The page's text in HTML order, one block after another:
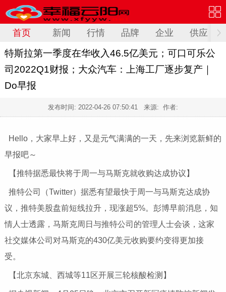
首页 新闻 行情 品牌 企业 供应
特斯拉第一季度在华收入46.5亿美元；可口可乐公
司2022Q1财报；大众汽车：上海工厂逐步复产｜
Do早报
发布时间: 2022-04-26 07:50:41 来源: 作者:
Hello，大家早上好，又是元气满满的一天，先来浏览新鲜的
早报吧～
【推特据悉最快将于周一与马斯克就收购达成协议】
推特公司（Twitter）据悉有望最快于周一与马斯克达成协
议，推特美股盘前短线拉升，现涨超5%。彭博早前消息，知
情人士透露，马斯克周日与推特公司的管理人士会谈，这家
社交媒体公司对马斯克的430亿美元收购要约变得更加接
受。
【北京东城、西城等11区开展三轮核酸检测】